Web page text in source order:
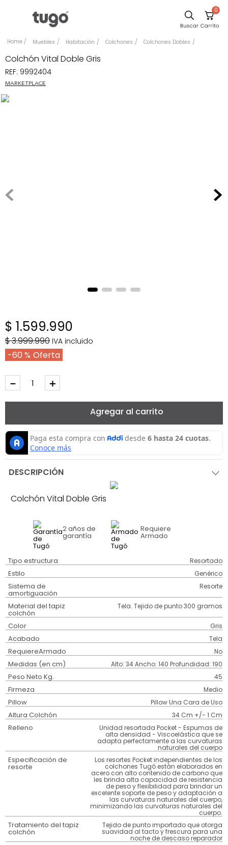
0
Muebles Habitación Colchones Colchones Dobles
Colchón Vital Doble Gris
REF: 9992404
MARKETPLACE
$ 1.599.990
$3.999.990 IVA incluido
60 %
＋
－
Agregar al carrito
DESCRIPCIÓN
Colchón Vital Doble Gris
2 años de
garantía
Requiere
Armado
Tipo estructura Resortado
Estilo Genérico
Sistema de
amortiguación
Resorte
Material del tapiz
colchón
Tela. Tejido de punto 300 gramos
Color Gris
Acabado Tela
RequiereArmado No
Medidas (en cm) Alto: 34 Ancho: 140 Profundidad: 190
Peso Neto Kg. 45
Firmeza Medio
Pillow Pillow Una Cara de Uso
Altura Colchón 34 Cm +/- 1 Cm
Relleno Unidad resortada Pocket - Espumas de
alta densidad - Viscoelástica que se
adapta perfectamente a las curvaturas
naturales del cuerpo
Especificación de
resorte
Los resortes Pocket independientes de los
colchones Tugó están elaborados en
acero con alto contenido de carbono que
les brinda alta capacidad de resistencia
de peso y flexibilidad para brindar un
excelente soporte de peso y adaptación a
las curvaturas naturales del cuerpo,
minimizando las curvaturas naturales del
cuerpo.
Tratamiento del tapiz
colchón
Tejido de punto importado que otorga
suavidad al tacto y frescura para una
noche de descaso reparador
Comedor
Silla